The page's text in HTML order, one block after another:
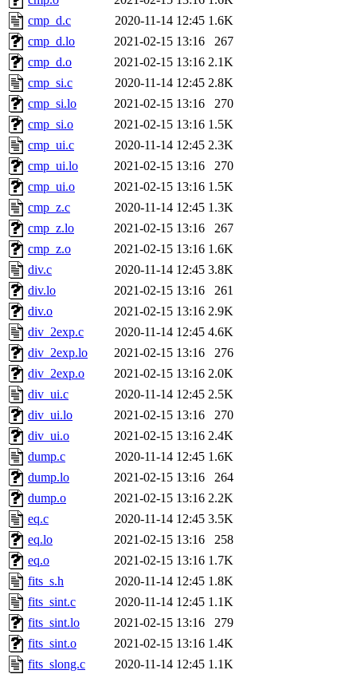
cmp_d.c
2020-11-14 12:45 1.6K
cmp_d.lo
2021-02-15 13:16
267
cmp_d.o
2021-02-15 13:16 2.1K
cmp_si.c
2020-11-14 12:45 2.8K
cmp_si.lo
2021-02-15 13:16
270
cmp_si.o
2021-02-15 13:16 1.5K
cmp_ui.c
2020-11-14 12:45 2.3K
cmp_ui.lo
2021-02-15 13:16
270
cmp_ui.o
2021-02-15 13:16 1.5K
cmp_z.c
2020-11-14 12:45 1.3K
cmp_z.lo
2021-02-15 13:16
267
cmp_z.o
2021-02-15 13:16 1.6K
div.c
2020-11-14 12:45 3.8K
div.lo
2021-02-15 13:16
261
div.o
2021-02-15 13:16 2.9K
div_2exp.c
2020-11-14 12:45 4.6K
div_2exp.lo
2021-02-15 13:16
276
div_2exp.o
2021-02-15 13:16 2.0K
div_ui.c
2020-11-14 12:45 2.5K
div_ui.lo
2021-02-15 13:16
270
div_ui.o
2021-02-15 13:16 2.4K
dump.c
2020-11-14 12:45 1.6K
dump.lo
2021-02-15 13:16
264
dump.o
2021-02-15 13:16 2.2K
eq.c
2020-11-14 12:45 3.5K
eq.lo
2021-02-15 13:16
258
eq.o
2021-02-15 13:16 1.7K
fits_s.h
2020-11-14 12:45 1.8K
fits_sint.c
2020-11-14 12:45 1.1K
fits_sint.lo
2021-02-15 13:16
279
fits_sint.o
2021-02-15 13:16 1.4K
fits_slong.c
2020-11-14 12:45 1.1K